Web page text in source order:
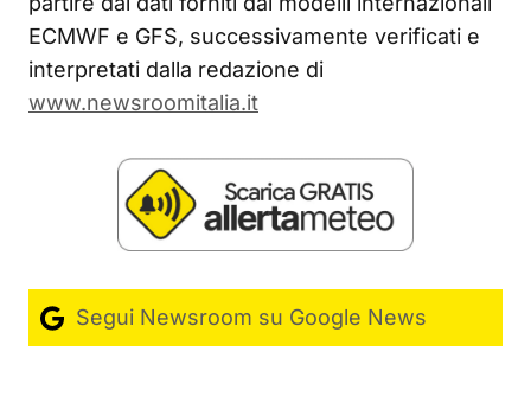
ECMWF e GFS, successivamente verificati e
interpretati dalla redazione di
www.newsroomitalia.it
Segui Newsroom su Google News